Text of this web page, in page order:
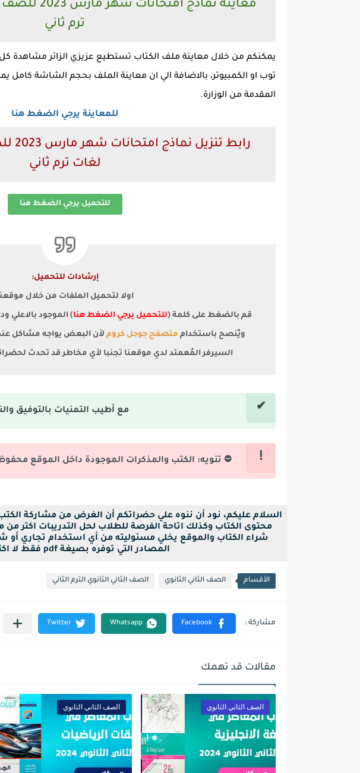
معاينة نماذج
ترم ثاني
يمكنكم من خلال معاينة ملف الكتاب تستطيع عزيزي الزائر مشاهدة
توب او الكمبيوتر، بالاضافة الي ان معاينة الملف بحجم الشاشة كامل
المقدمة من الوزارة.
للمعاينة يرجي الضغط هنا
لغات ترم ثاني
للتحميل يرجي الضغط هنا
إرشادات للتحميل:
اولا لتحميل الملفات من خلال
قم بالضغط على كلمة (للتحميل يرجي الضغط هنا) الموجود
ويٌنصح باستخدام متصفح جوجل كروم
السيرفر المُعمتد لدي موقعنا تجنبا لأي مخاطر قد تحدث
مع أطيب التمنيات بالتوفيق
⛔ تنويه: الكتب والمذكرات الموجودة داخل الموقع
السلام عليكم، نود أن ننوه علي حضراتكم أن الغرض من مشاركة
محتوى الكتاب وكذلك اتاحة الفرصة للطلاب لحل التدريبات اكتر
شراء الكتاب والموقع يخلي مسئوليته من أي استخدام تجاري
المصادر التي توفره بصيغة pdf فقط لا اكثر ولا اقل.
الأقسام الصف الثاني الثانوي الصف الثاني الثانوي الترم الثاني
مقالات قد تهمك
الصف الثاني الثانوي الصف الثاني الثانوي